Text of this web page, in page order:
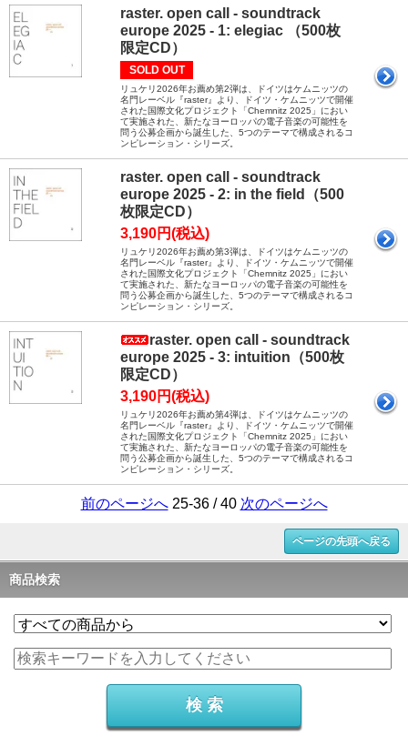
raster. open call - soundtrack
europe 2025 - 1: elegiac （500枚
限定CD）
SOLD OUT
リュケリ2026年お薦め第2弾は、ドイツはケムニッツの
名門レーベル『raster』より、ドイツ・ケムニッツで開催
された国際文化プロジェクト「Chemnitz 2025」におい
て実施された、新たなヨーロッパの電子音楽の可能性を
問う公募企画から誕生した、5つのテーマで構成されるコ
ンピレーション・シリーズ。
raster. open call - soundtrack
europe 2025 - 2: in the field（500
枚限定CD）
3,190円(税込)
リュケリ2026年お薦め第3弾は、ドイツはケムニッツの
名門レーベル『raster』より、ドイツ・ケムニッツで開催
された国際文化プロジェクト「Chemnitz 2025」におい
て実施された、新たなヨーロッパの電子音楽の可能性を
問う公募企画から誕生した、5つのテーマで構成されるコ
ンピレーション・シリーズ。
raster. open call - soundtrack
europe 2025 - 3: intuition（500枚
限定CD）
3,190円(税込)
リュケリ2026年お薦め第4弾は、ドイツはケムニッツの
名門レーベル『raster』より、ドイツ・ケムニッツで開催
された国際文化プロジェクト「Chemnitz 2025」におい
て実施された、新たなヨーロッパの電子音楽の可能性を
問う公募企画から誕生した、5つのテーマで構成されるコ
ンピレーション・シリーズ。
前のページへ25-36 / 40 次のページへ
ページの先頭へ戻る
商品検索